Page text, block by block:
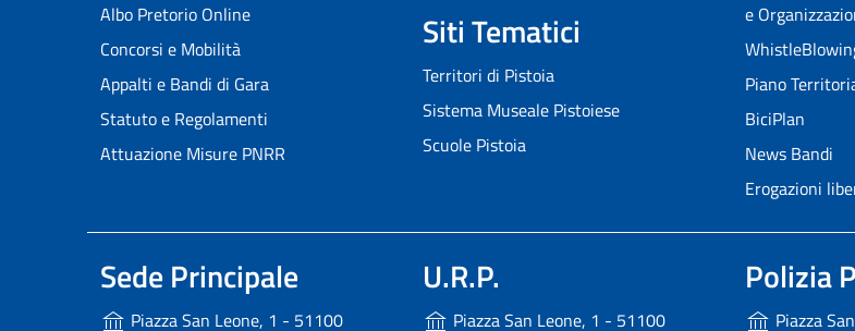
Albo Pretorio Online
Concorsi e Mobilità
Appalti e Bandi di Gara
Statuto e Regolamenti
Attuazione Misure PNRR
Siti Tematici
Territori di Pistoia
Sistema Museale Pistoiese
Scuole Pistoia
e
Piano
BiciPlan
News Bandi
Erogazioni
Sede Principale
Piazza San Leone, 1 - 51100
U.R.P.
Piazza San Leone, 1 - 51100
Polizia
Piazza